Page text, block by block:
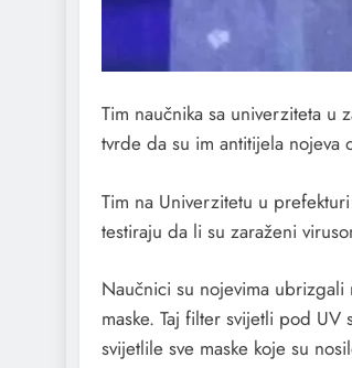
Tim naučnika sa univerziteta u
tvrde da su im antitijela nojeva
Tim na Univerzitetu u
testiraju da li su zaraženi
Naučnici su nojevima ubrizgali
maske. Taj filter svijetli pod
svijetlile sve maske koje su